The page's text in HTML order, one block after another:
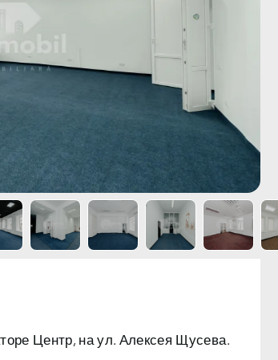
Центр, на ул. Алексея Щусева.